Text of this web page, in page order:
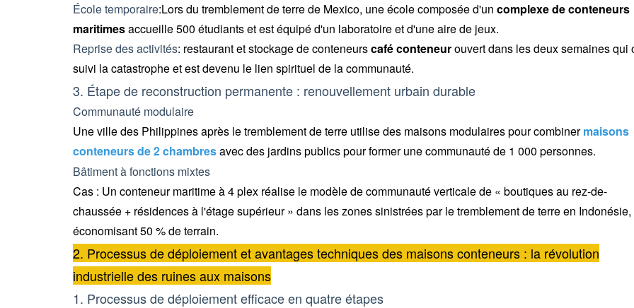
École temporaire:Lors du tremblement de terre de Mexico, une école composée d'uncomplexe de conteneurs
maritimesaccueille 500 étudiants et est équipé d'un laboratoire et d'une aire de jeux.
Reprise des activités: restaurant et stockage de conteneurscafé conteneurouvert dans les deux semaines qui
suivi la catastrophe et est devenu le lien spirituel de la communauté.
3. Étape de reconstruction permanente : renouvellement urbain durable
Communauté modulaire
Une ville des Philippines après le tremblement de terre utilise des maisons modulaires pour combinermaisons
conteneurs de 2 chambresavec des jardins publics pour former une communauté de 1 000 personnes.
Bâtiment à fonctions mixtes
Cas : Un conteneur maritime à 4 plex réalise le modèle de communauté verticale de « boutiques au rez-de-
chaussée + résidences à l'étage supérieur » dans les zones sinistrées par le tremblement de terre en Indonésie,
économisant 50 % de terrain.
2. Processus de déploiement et avantages techniques des maisons conteneurs : la révolution
industrielle des ruines aux maisons
1. Processus de déploiement efficace en quatre étapes